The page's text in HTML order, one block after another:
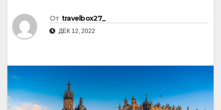
От travelbox27_
ДЕК 12, 2022